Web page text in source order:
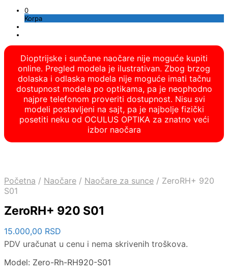
0
Korpa
Dioptrijske i sunčane naočare nije moguće kupiti
online. Pregled modela je ilustrativan. Zbog brzog
dolaska i odlaska modela nije moguće imati tačnu
dostupnost modela po optikama, pa je neophodno
najpre telefonom proveriti dostupnost. Nisu svi
modeli postavljeni na sajt, pa je najbolje fizički
posetiti neku od OCULUS OPTIKA za znatno veći
izbor naočara
Početna / Naočare / Naočare za sunce / ZeroRH+ 920
S01
ZeroRH+ 920 S01
15.000,00 RSD
PDV uračunat u cenu i nema skrivenih troškova.
Model: Zero-Rh-RH920-S01